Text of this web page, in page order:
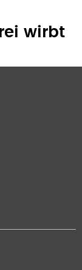
wirbt